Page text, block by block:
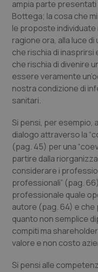
Quotidiano
Rene &
Salute orale &
Sangue &
Tumore al seno
Tumore ovarico
Tumori del
Tumori
Ulcera &
Vaccini
ampia parte presentati
Bottega; la cosa che
le proposte
ragione ora, alla luce
che rischia di
che rischia di divenire
essere veramente
nostra condizione di
sanitari.
Si pensi, per esempio,
dialogo attraverso la
(pag. 45) per una
partire dalla
considerare i
professionali” (pag.
professionale quale
autore (pag. 64) e
quanto non semplice
compiti ma
valore e non costo
Si pensi alle